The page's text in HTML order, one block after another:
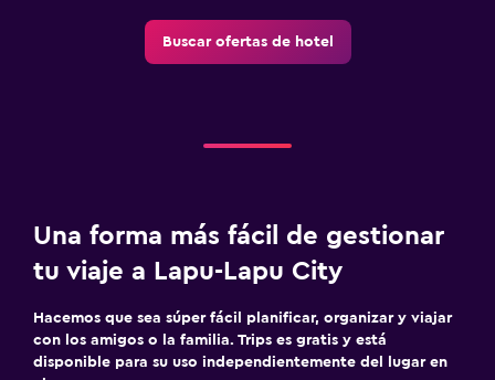
Buscar ofertas de hotel
Una forma más fácil de gestionar
tu viaje a Lapu-Lapu City
Hacemos que sea súper fácil planificar, organizar y viajar
con los amigos o la familia. Trips es gratis y está
disponible para su uso independientemente del lugar en